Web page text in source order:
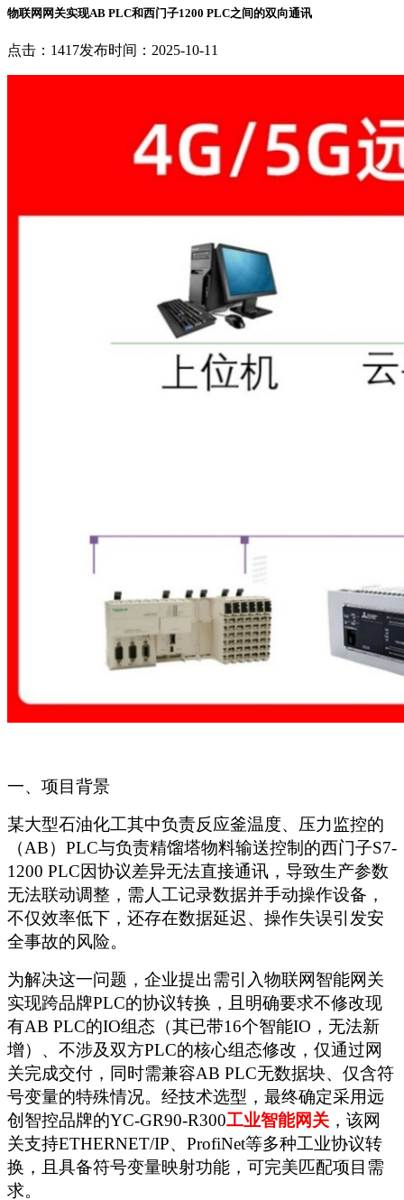
物联网网关实现AB PLC和西门子1200 PLC之间的双向通讯
点击：1417发布时间：2025-10-11
一、项目背景
某大型石油化工其中负责反应釜温度、压力监控的
（AB）PLC与负责精馏塔物料输送控制的西门子S7-
1200 PLC因协议差异无法直接通讯，导致生产参数
无法联动调整，需人工记录数据并手动操作设备，
不仅效率低下，还存在数据延迟、操作失误引发安
全事故的风险。
为解决这一问题，企业提出需引入物联网智能网关
实现跨品牌PLC的协议转换，且明确要求不修改现
有AB PLC的IO组态（其已带16个智能IO，无法新
增）、不涉及双方PLC的核心组态修改，仅通过网
关完成交付，同时需兼容AB PLC无数据块、仅含符
号变量的特殊情况。经技术选型，最终确定采用远
创智控品牌的YC-GR90-R300工业智能网关 ，该网
关支持ETHERNET/IP、ProfiNet等多种工业协议转
换，且具备符号变量映射功能，可完美匹配项目需
求。